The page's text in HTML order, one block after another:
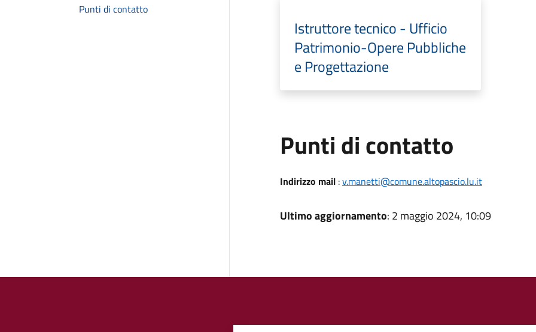
Punti di contatto
Istruttore tecnico - Ufficio
Patrimonio-Opere Pubbliche
e Progettazione
Punti di contatto
Indirizzo mail:v.manetti@comune.altopascio.lu.it
Ultimo aggiornamento: 2 maggio 2024, 10:09